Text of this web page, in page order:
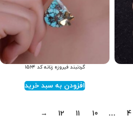
گردنبند فیروزه زنانه کد ۱۵۶۴
افزودن به سبد خرید
4
…
10
11
12
→